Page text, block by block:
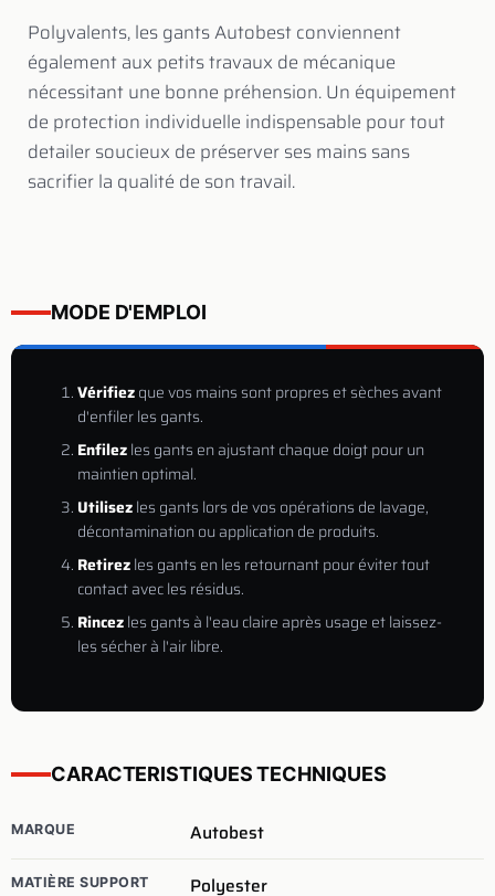
Polyvalents, les gants Autobest conviennent
également aux petits travaux de mécanique
nécessitant une bonne préhension. Un équipement
de protection individuelle indispensable pour tout
detailer soucieux de préserver ses mains sans
sacrifier la qualité de son travail.
MODE D'EMPLOI
Vérifiezque vos mains sont propres et sèches avant
d'enfiler les gants.
Enfilezles gants en ajustant chaque doigt pour un
maintien optimal.
Utilisezles gants lors de vos opérations de lavage,
décontamination ou application de produits.
Retirezles gants en les retournant pour éviter tout
contact avec les résidus.
Rincezles gants à l'eau claire après usage et laissez-
les sécher à l'air libre.
CARACTERISTIQUES TECHNIQUES
MARQUE Autobest
MATIÈRE SUPPORT Polyester